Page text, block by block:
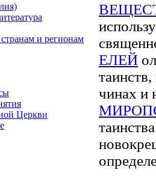
и регионам
Церкви
ЕЛЕЙ
чинах и